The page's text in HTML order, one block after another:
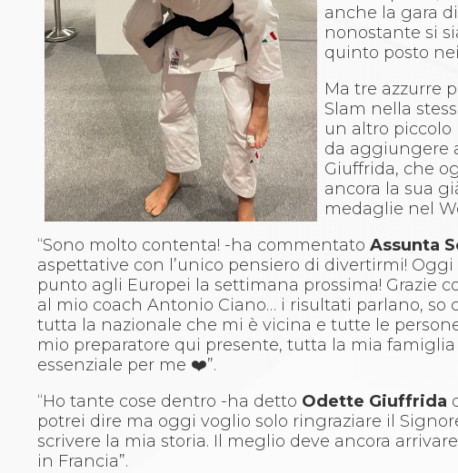
La disciplina
News
Gare e Risultati
Attività Didattica
Albi Federali
Karate
La disciplina
News
Gare e Risultati
Attività Didattica
Albi Federali
Arti marziali
Aikido
Ju Jitsu
Sumo
Capoeira
Grappling
BJJ
Pancrazio/Pankration
S'istrumpa
News
Calendario Attività
Difesa Personale MGA
anche la gara
nonostante si
quinto posto
Ma tre azzurre
Slam nella
un altro piccolo
da aggiungere
Giuffrida, che
ancora la sua
medaglie nel
“Sono molto contenta! -ha commentatoAssunta
aspettative con l’unico pensiero di divertirmi!
punto agli Europei la settimana prossima! Grazie
al mio coach Antonio Ciano… i risultati parlano, so
tutta la nazionale che mi è vicina e tutte le
mio preparatore qui presente, tutta la mia
essenziale per me ❤️”.
“Ho tante cose dentro -ha detto Odette Giuffrida
potrei dire ma oggi voglio solo ringraziare il
scrivere la mia storia. Il meglio deve ancora
in Francia”.